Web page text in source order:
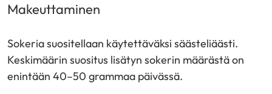
Makeuttaminen
Sokeria suositellaan käytettäväksi säästeliäästi.
Keskimäärin suositus lisätyn sokerin määrästä on
enintään 40–50 grammaa päivässä.